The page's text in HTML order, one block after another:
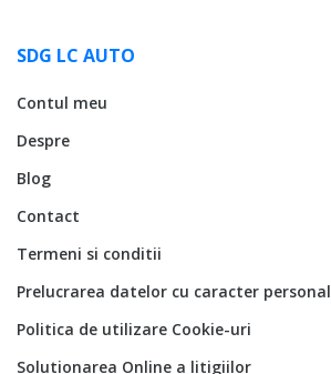
SDG LC AUTO
Contul meu
Despre
Blog
Contact
Termeni si conditii
Prelucrarea datelor cu caracter personal
Politica de utilizare Cookie-uri
Solutionarea Online a litigiilor